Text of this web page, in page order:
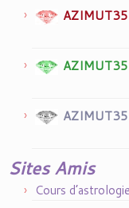
AZIMUT35
Sites Amis
Cours